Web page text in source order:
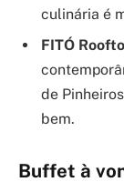
culinária é
FITÓ
de
bem.
Buffet à